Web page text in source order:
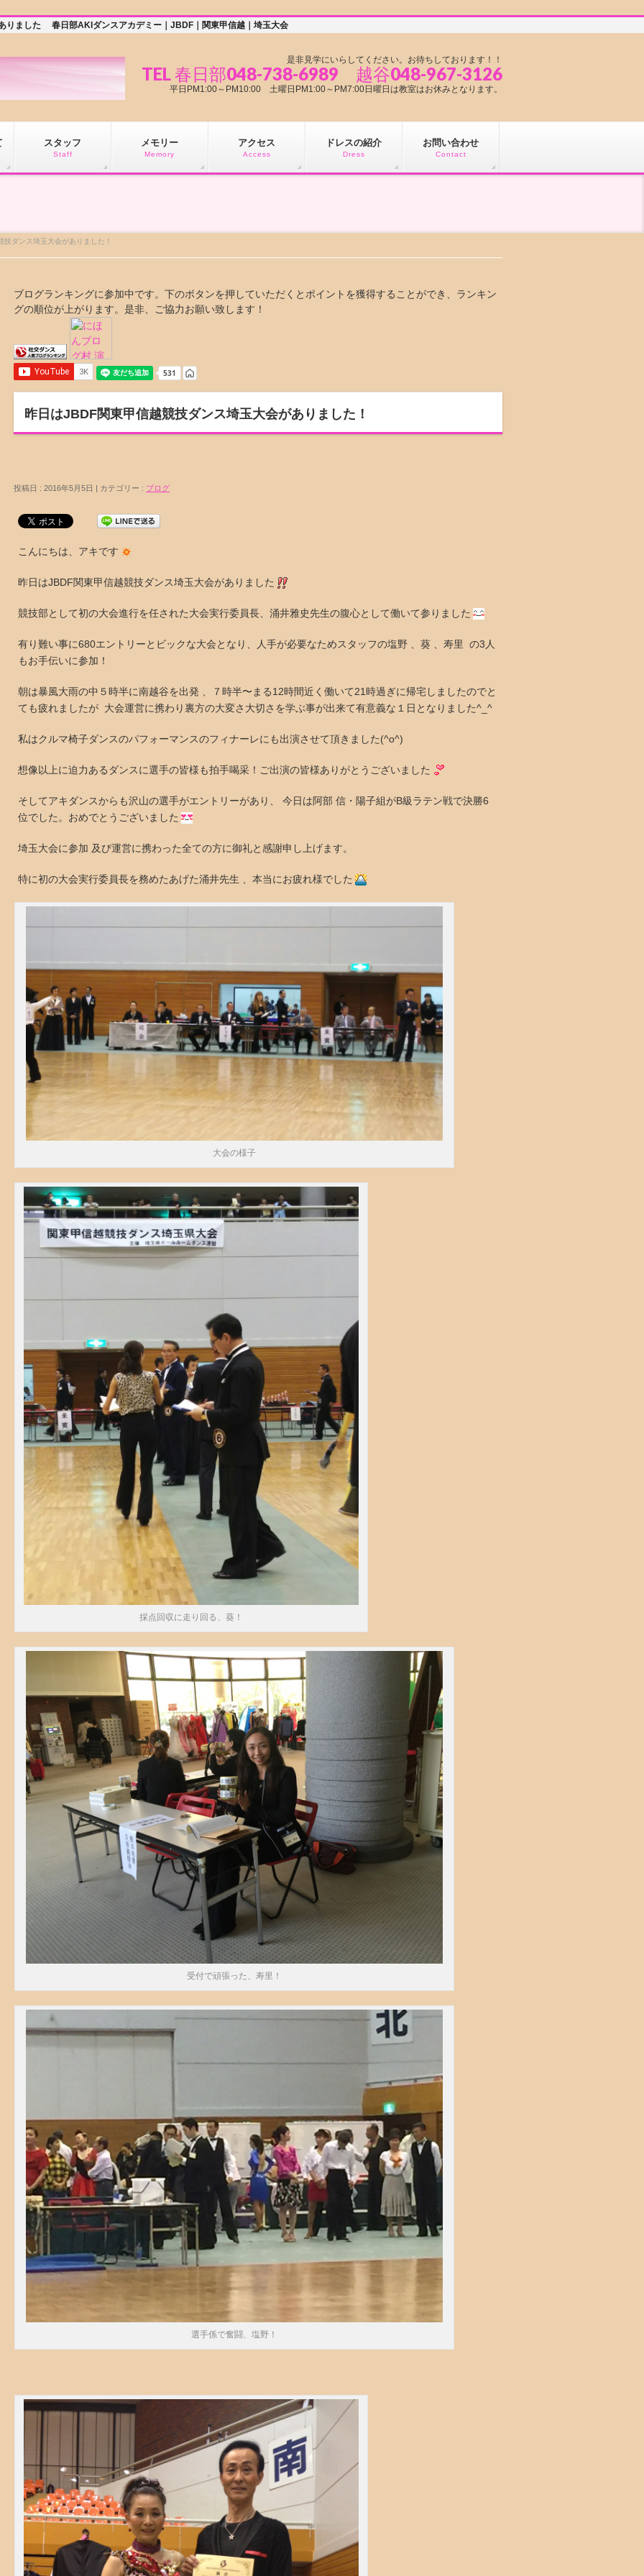
りました 春日部AKIダンスアカデミー｜JBDF｜関東甲信越｜埼玉大会
是非見学にいらしてください。お待ちしております！！
TEL 春日部048-738-6989 越谷048-967-3126
平日PM1:00～PM10:00 土曜日PM1:00～PM7:00日曜日は教室はお休みとなります。
スタッフ
Staff
メモリー
Memory
アクセス
Access
ドレスの紹介
Dress
お問い合わせ
Contact
技ダンス埼玉大会がありました！
ブログランキングに参加中です。下のボタンを押していただくとポイントを獲得することができ、ランキン
グの順位が上がります。是非、ご協力お願い致します！
昨日はJBDF関東甲信越競技ダンス埼玉大会がありました！
投稿日 : 2016年5月5日 | カテゴリー : ブログ
こんにちは、アキです
昨日はJBDF関東甲信越競技ダンス埼玉大会がありました
競技部として初の大会進行を任された大会実行委員長、涌井雅史先生の腹心として働いて参りました
有り難い事に680エントリーとビックな大会となり、人手が必要なためスタッフの塩野 、葵 、寿里 の3人
もお手伝いに参加！
朝は暴風大雨の中５時半に南越谷を出発 、７時半〜まる12時間近く働いて21時過ぎに帰宅しましたのでと
ても疲れましたが 大会運営に携わり裏方の大変さ大切さを学ぶ事が出来て有意義な１日となりました^_^
私はクルマ椅子ダンスのパフォーマンスのフィナーレにも出演させて頂きました(^o^)
想像以上に迫力あるダンスに選手の皆様も拍手喝采！ご出演の皆様ありがとうございました
そしてアキダンスからも沢山の選手がエントリーがあり、 今日は阿部 信・陽子組がB級ラテン戦で決勝6
位でした。おめでとうございました
埼玉大会に参加 及び運営に携わった全ての方に御礼と感謝申し上げます。
特に初の大会実行委員長を務めたあげた涌井先生 、本当にお疲れ様でした
大会の様子
採点回収に走り回る、葵！
受付で頑張った、寿里！
選手係で奮闘、塩野！